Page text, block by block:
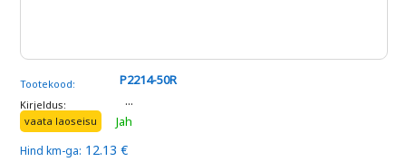
Tootekood: P2214-50R
Kirjeldus: ...
vaata laoseisu Jah
Hind km-ga: 12.13 €